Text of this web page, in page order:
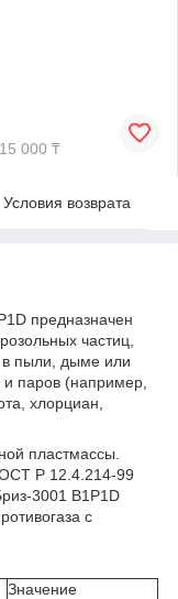
000 ₸
Условия возврата
предназначен
частиц,
в пыли, дыме или
и паров (например,
хлорциан,
пластмассы.
Р 12.4.214-99
3001 B1P1D
с
Значение